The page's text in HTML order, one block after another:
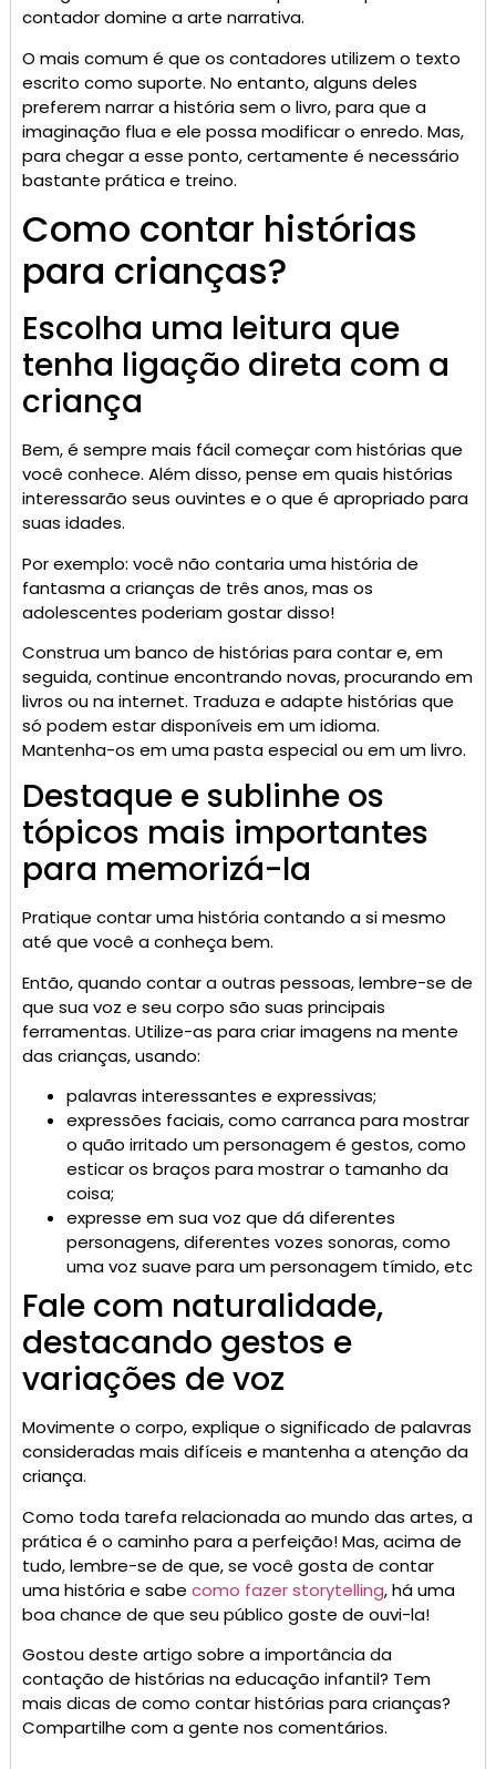
contador domine a arte narrativa.
O mais comum é que os contadores utilizem o texto
escrito como suporte. No entanto, alguns deles
preferem narrar a história sem o livro, para que a
imaginação flua e ele possa modificar o enredo. Mas,
para chegar a esse ponto, certamente é necessário
bastante prática e treino.
Como contar histórias
para crianças?
Escolha uma leitura que
tenha ligação direta com a
criança
Bem, é sempre mais fácil começar com histórias que
você conhece. Além disso, pense em quais histórias
interessarão seus ouvintes e o que é apropriado para
suas idades.
Por exemplo: você não contaria uma história de
fantasma a crianças de três anos, mas os
adolescentes poderiam gostar disso!
Construa um banco de histórias para contar e, em
seguida, continue encontrando novas, procurando em
livros ou na internet. Traduza e adapte histórias que
só podem estar disponíveis em um idioma.
Mantenha-os em uma pasta especial ou em um livro.
Destaque e sublinhe os
tópicos mais importantes
para memorizá-la
Pratique contar uma história contando a si mesmo
até que você a conheça bem.
Então, quando contar a outras pessoas, lembre-se de
que sua voz e seu corpo são suas principais
ferramentas. Utilize-as para criar imagens na mente
das crianças, usando:
palavras interessantes e expressivas;
expressões faciais, como carranca para mostrar
o quão irritado um personagem é gestos, como
esticar os braços para mostrar o tamanho da
coisa;
expresse em sua voz que dá diferentes
personagens, diferentes vozes sonoras, como
uma voz suave para um personagem tímido, etc
Fale com naturalidade,
destacando gestos e
variações de voz
Movimente o corpo, explique o significado de palavras
consideradas mais difíceis e mantenha a atenção da
criança.
Como toda tarefa relacionada ao mundo das artes, a
prática é o caminho para a perfeição! Mas, acima de
tudo, lembre-se de que, se você gosta de contar
uma história e sabe como fazer storytelling, há uma
boa chance de que seu público goste de ouvi-la!
Gostou deste artigo sobre a importância da
contação de histórias na educação infantil? Tem
mais dicas de como contar histórias para crianças?
Compartilhe com a gente nos comentários.